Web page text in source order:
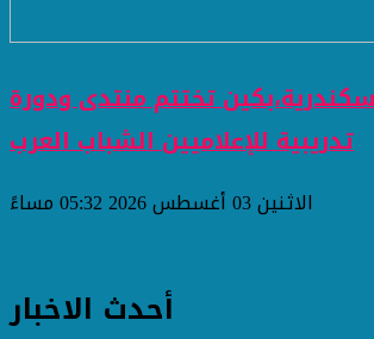
تختتم منتدى ودورة
تدريبية للإعلاميين الشباب العرب
الاثنين 03 أغسطس 2026 05:32 مساءً
أحدث الاخبار